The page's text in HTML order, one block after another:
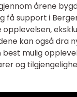
årene
få support i
kan også
best mulig
og